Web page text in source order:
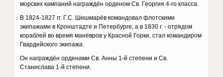
морских кампаний награждён орденом Св. Георгия 4-го класса.
В 1824-1827 гг. Г.С. Шишмарёв командовал флотскими
экипажами в Кронштадте и Петербурге, а в 1830 г. - отрядом
кораблей во время манёвров у Красной Горки, стал командиром
Гвардейского экипажа.
Он награждён орденами Св. Анны 1-й степени и Св.
Станислава 1-й степени.